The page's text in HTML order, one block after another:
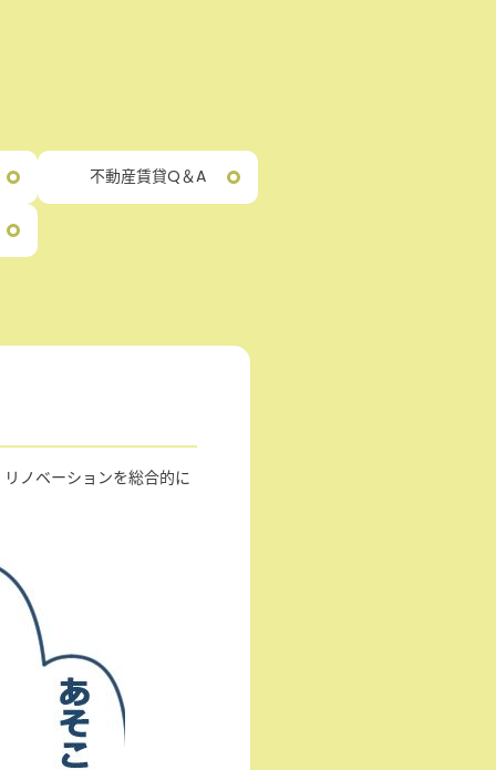
不動産賃貸Q＆A
ノベーションを総合的に